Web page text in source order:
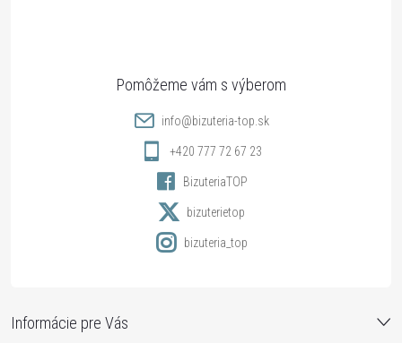
Informácie pre Vás
info@bizuteria-top.sk
+420 777 72 67 23
BizuteriaTOP
bizuterietop
bizuteria_top